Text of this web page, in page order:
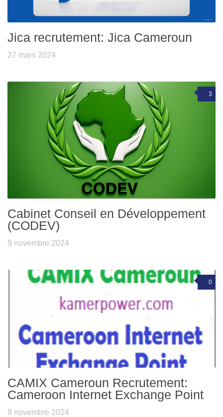
Jica recrutement: Jica Cameroun
27 mars 2024
3
Cabinet Conseil en Développement
(CODEV)
9 novembre 2024
0
CAMIX Cameroun Recrutement:
Cameroon Internet Exchange Point
9 novembre 2024